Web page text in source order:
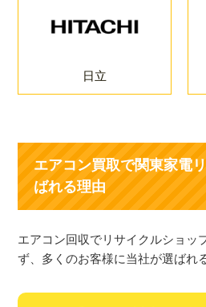
日立
エアコン買取で関東家電
ばれる理由
エアコン回収でリサイクルショッ
ず、多くのお客様に当社が選ばれ